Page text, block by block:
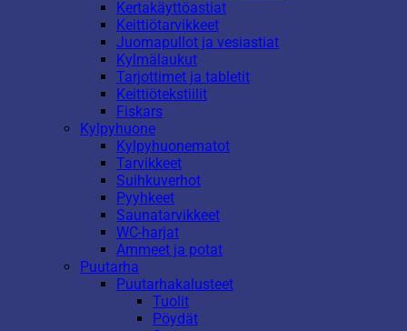
Kertakäyttöastiat
Keittiötarvikkeet
Juomapullot ja vesiastiat
Kylmälaukut
Tarjottimet ja tabletit
Keittiötekstiilit
Fiskars
Kylpyhuone
Kylpyhuonematot
Tarvikkeet
Suihkuverhot
Pyyhkeet
Saunatarvikkeet
WC-harjat
Ammeet ja potat
Puutarha
Puutarhakalusteet
Tuolit
Pöydät